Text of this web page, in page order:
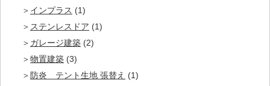
インプラス (1)
ステンレスドア (1)
ガレージ建築 (2)
物置建築 (3)
防炎 テント生地 張替え (1)